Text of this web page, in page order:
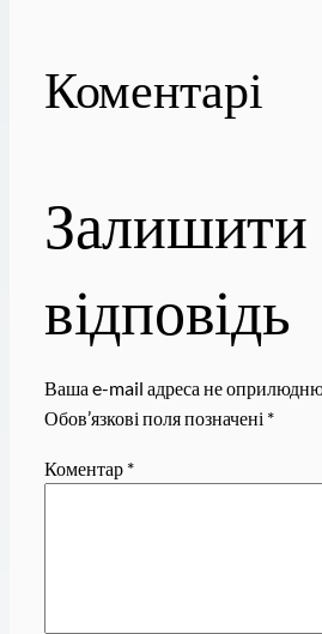
Коментарі
Залишити
відповідь
Ваша e-mail адреса не
Обов’язкові поля позначені *
Коментар *